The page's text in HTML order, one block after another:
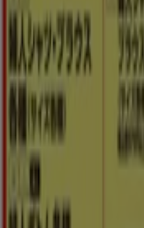
Tiendeoで掲載してい
新をご案内！
こちらのファッションカテ
シ・カタログ、住所、電
近所のお洋服やさんから
ック！通販カタログ
もご
ェックして流行をゲットし